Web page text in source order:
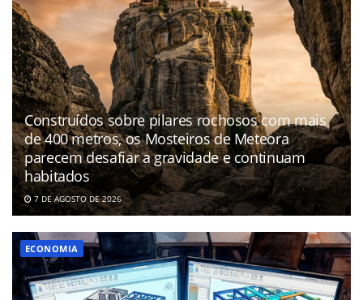
Construídos sobre pilares rochosos com mais
de 400 metros, os Mosteiros de Meteora
parecem desafiar a gravidade e continuam
habitados
7 DE AGOSTO DE 2026
ECONOMIA